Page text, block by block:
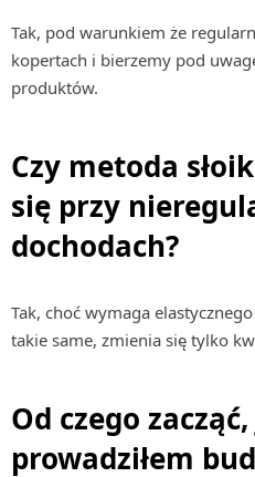
Tak, pod warunkiem że
kopertach i bierzemy pod
produktów.
Czy metoda
się przy
dochodach?
Tak, choć wymaga
takie same, zmienia się tylko
Od czego
prowadziłem